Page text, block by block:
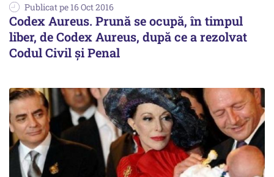
Publicat pe 16 Oct 2016
Codex Aureus. Prună se ocupă, în timpul
liber, de Codex Aureus, după ce a rezolvat
Codul Civil și Penal